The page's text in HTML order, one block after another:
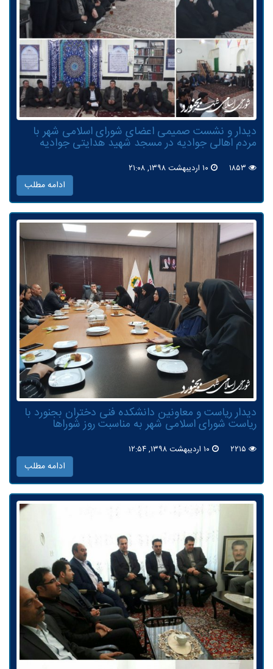
دیدار و نشست صمیمی اعضای شورای اسلامی شهر با
مردم اهالی جوادیه در مسجد شهید هدایتی جوادیه
ادامه مطلب
دیدار ریاست و معاونین دانشکده فنی دختران بجنورد با
ریاست شورای اسلامی شهر به مناسبت روز شوراها
ادامه مطلب